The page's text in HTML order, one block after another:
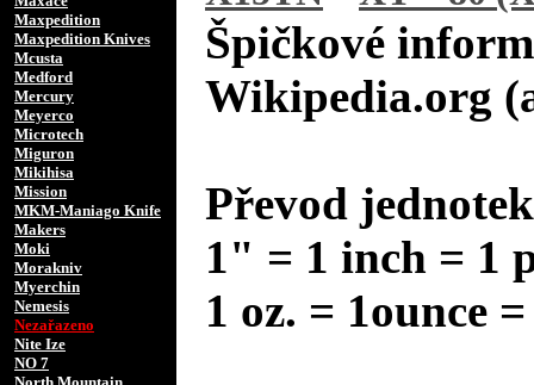
Maxpedition
Maxpedition Knives
Mcusta
Medford
Mercury
Meyerco
Microtech
Miguron
Mikihisa
Mission
MKM-Maniago Knife
Makers
Moki
Morakniv
Myerchin
Nemesis
Nezařazeno
Nite Ize
NO 7
Špičkové
Wikipedia.org
Převod
1" = 1 inch = 1
1 oz. = 1ounce